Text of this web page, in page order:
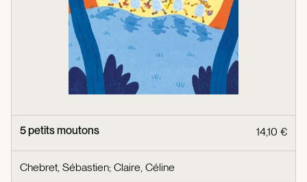
5 petits moutons 14,10 €
Chebret, Sébastien; Claire, Céline